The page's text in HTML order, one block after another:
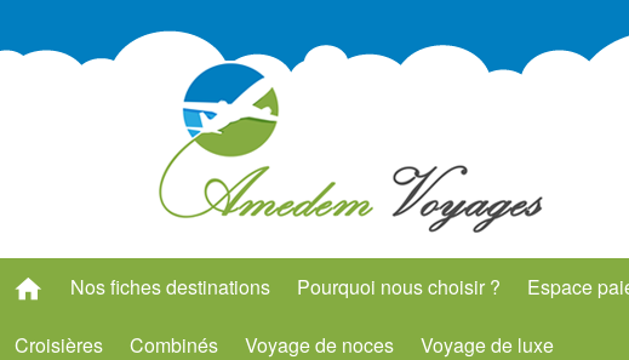
Nos fiches destinations Pourquoi nous choisir ? Espace
Croisières Combinés Voyage de noces Voyage de luxe